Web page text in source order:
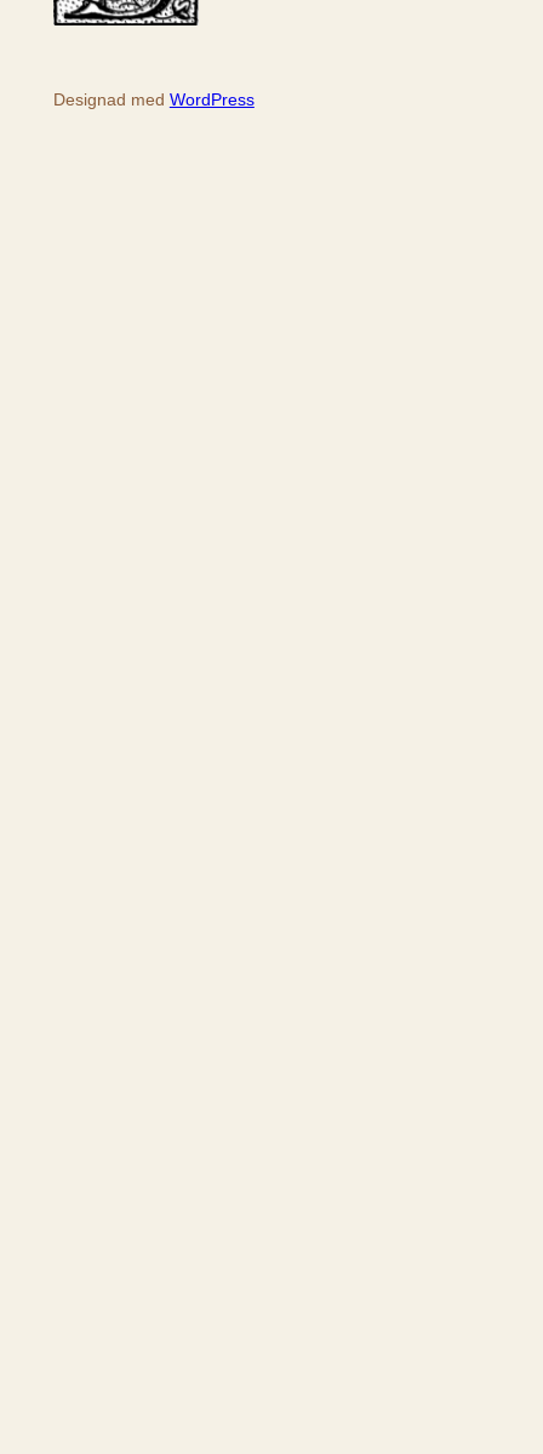
Designad med WordPress